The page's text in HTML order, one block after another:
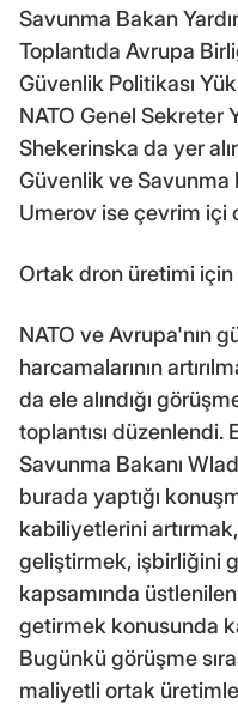
Savunma Bakan
Toplantıda Avrupa
Güvenlik Politikası
NATO Genel Sekreter
Shekerinska da yer
Güvenlik ve Savunma
Umerov ise çevrim içi
Ortak dron üretimi
NATO ve Avrupa'nın
harcamalarının
da ele alındığı
toplantısı düzenlendi.
Savunma Bakanı
burada yaptığı
kabiliyetlerini
geliştirmek, işbirliğini
kapsamında
getirmek konusunda
Bugünkü görüşme
maliyetli ortak